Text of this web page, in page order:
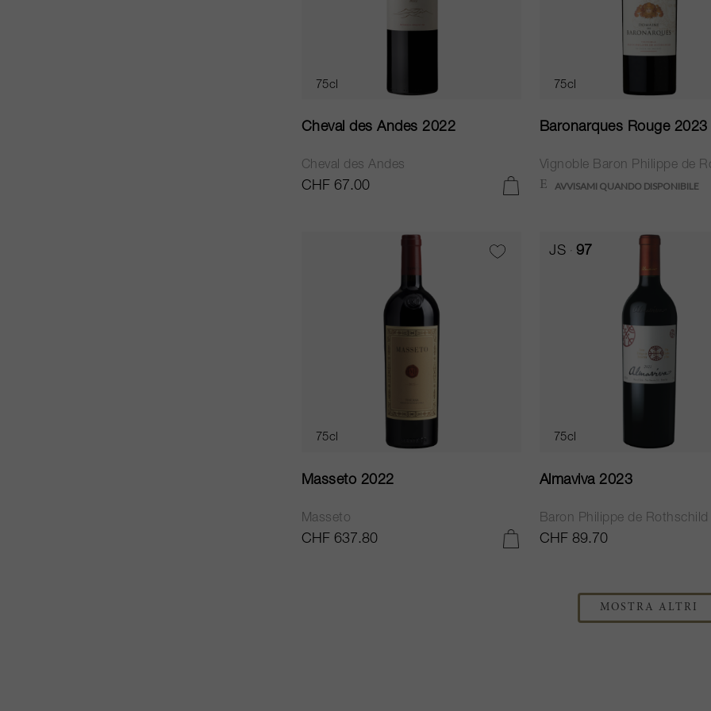
75cl
Cheval des Andes 2022
Cheval des Andes
CHF 67.00
75cl
Baronarques Rouge 2023
75cl
Masseto 2022
Masseto
CHF 637.80
JS 97
75cl
Almaviva 2023
CHF 89.70
MOSTRA ALTRI